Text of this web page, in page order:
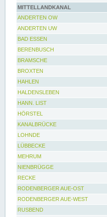
MITTELLANDKANAL
ANDERTEN OW
ANDERTEN UW
BAD ESSEN
BERENBUSCH
BRAMSCHE
BROXTEN
HAHLEN
HALDENSLEBEN
HANN. LIST
HÖRSTEL
KANALBRÜCKE
LOHNDE
LÜBBECKE
MEHRUM
NIENBRÜGGE
RECKE
RODENBERGER AUE-OST
RODENBERGER AUE-WEST
RUSBEND